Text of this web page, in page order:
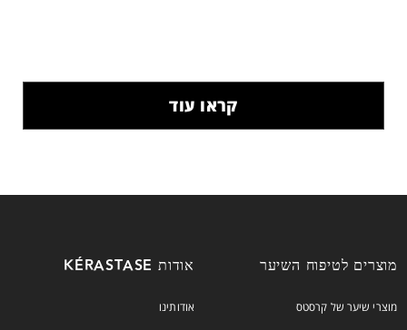
קראו עוד
מוצרים לטיפוח השיער
מוצרי שיער של קרסטס
אודות KÉRASTASE
אודותינו